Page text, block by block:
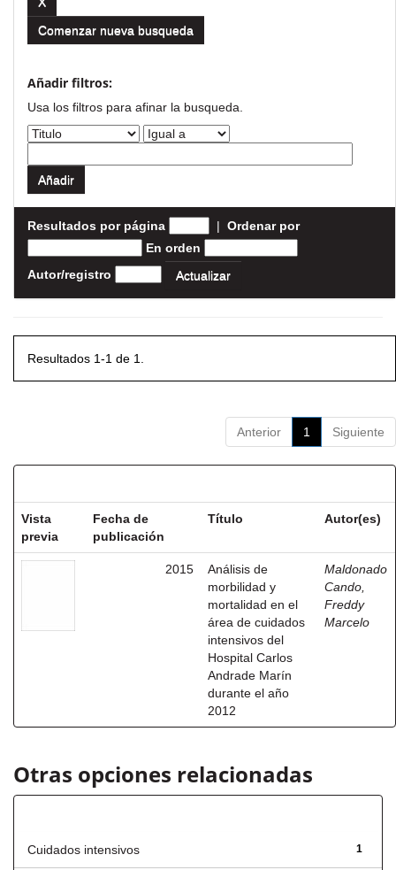
Comenzar nueva busqueda
Añadir filtros:
Usa los filtros para afinar la busqueda.
Resultados por página | Ordenar por
En orden
Autor/registro
Resultados 1-1 de 1.
Anterior 1 Siguiente
Vista
previa
Fecha de
publicación
Título Autor(es)
2015
Análisis de
morbilidad y
mortalidad en el
área de cuidados
intensivos del
Hospital Carlos
Andrade Marín
durante el año
2012
Maldonado
Cando,
Freddy
Marcelo
Otras opciones relacionadas
1
Cuidados intensivos